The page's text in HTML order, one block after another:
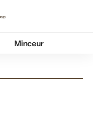
Minceur